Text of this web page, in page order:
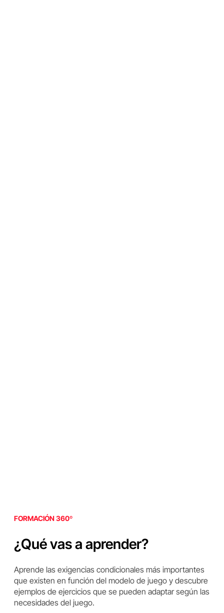
FORMACIÓN 360º
¿Qué vas a aprender?
Aprende las exigencias condicionales más importantes
que existen en función del modelo de juego y descubre
ejemplos de ejercicios que se pueden adaptar según las
necesidades del juego.